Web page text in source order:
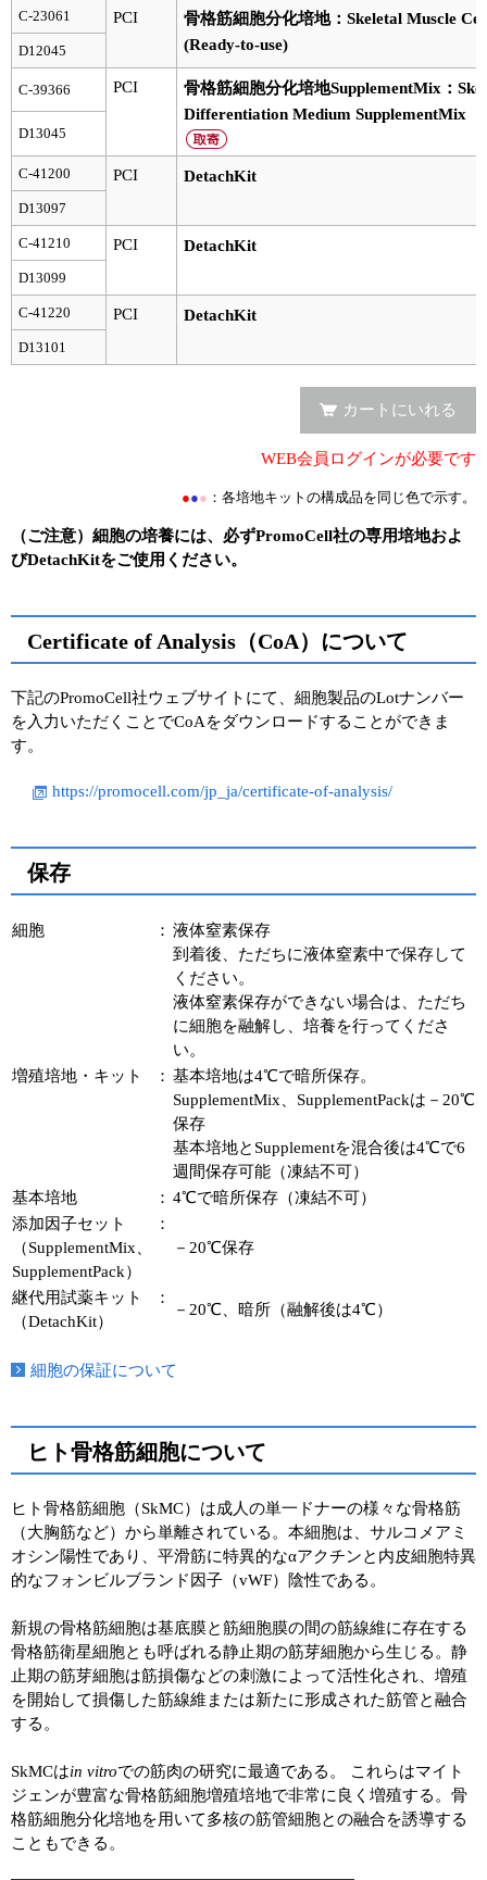
動画ライブラリー
Q&A
C-23061 PCI
骨格筋細胞分化培地：Skeletal Muscle
(Ready-to-use)
D12045
C-39366 PCI
骨格筋細胞分化培地SupplementMix：
Differentiation Medium SupplementMix
D13045
C-41200 PCI DetachKit
D13097
C-41210 PCI DetachKit
D13099
C-41220 PCI DetachKit
D13101
●●● ：各培地キットの構成品を同じ色で示す。
カートにいれる
WEB会員ログインが必要です
（ご注意）細胞の培養には、必ずPromoCell社の専用培地およ
びDetachKitをご使用ください。
Certificate of Analysis（CoA）について
下記のPromoCell社ウェブサイトにて、細胞製品のLotナンバー
を入力いただくことでCoAをダウンロードすることができま
す。
https://promocell.com/jp_ja/certificate-of-analysis/
保存
細胞 ： 液体窒素保存
到着後、ただちに液体窒素中で保存して
ください。
液体窒素保存ができない場合は、ただち
に細胞を融解し、培養を行ってくださ
い。
増殖培地・キット
： 基本培地は4℃で暗所保存。
SupplementMix、SupplementPackは－20℃
保存
基本培地とSupplementを混合後は4℃で6
週間保存可能（凍結不可）
基本培地
： 4℃で暗所保存（凍結不可）
添加因子セット
（SupplementMix、
SupplementPack）
：
－20℃保存
継代用試薬キット
（DetachKit）
：
－20℃、暗所（融解後は4℃）
細胞の保証について
ヒト骨格筋細胞について
ヒト骨格筋細胞（SkMC）は成人の単一ドナーの様々な骨格筋
（大胸筋など）から単離されている。本細胞は、サルコメアミ
オシン陽性であり、平滑筋に特異的なαアクチンと内皮細胞特異
的なフォンビルブランド因子（vWF）陰性である。
新規の骨格筋細胞は基底膜と筋細胞膜の間の筋線維に存在する
骨格筋衛星細胞とも呼ばれる静止期の筋芽細胞から生じる。静
止期の筋芽細胞は筋損傷などの刺激によって活性化され、増殖
を開始して損傷した筋線維または新たに形成された筋管と融合
する。
SkMCはin vitroでの筋肉の研究に最適である。 これらはマイト
ジェンが豊富な骨格筋細胞増殖培地で非常に良く増殖する。骨
格筋細胞分化培地を用いて多核の筋管細胞との融合を誘導する
こともできる。